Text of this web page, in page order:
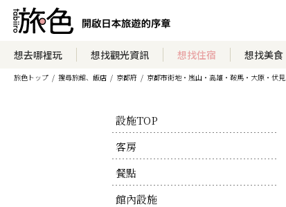
想去哪裡玩 想找觀光資訊 想找住宿 想找美食
旅色トップ 搜尋旅館、飯店 京都府 京都市街地・嵐山・高雄・鞍馬・大原・伏見
設施TOP
客房
餐點
館內設施
瀏覽住宿方案
瀏覽官方網站